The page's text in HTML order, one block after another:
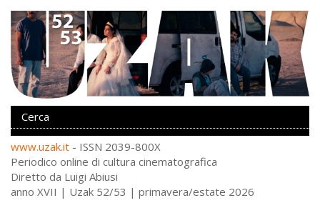
www.uzak.it - ISSN 2039-800X
Periodico online di cultura cinematografica
Diretto da Luigi Abiusi
anno XVII | Uzak 52/53 | primavera/estate 2026